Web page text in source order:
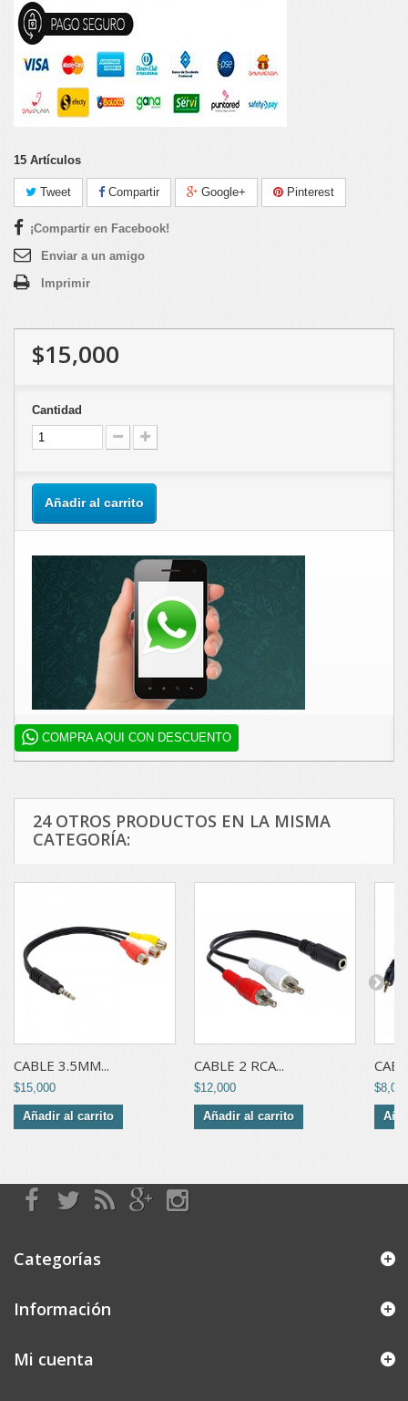
15 Artículos
Tweet Compartir Google+ Pinterest
¡Compartir en Facebook!
Enviar a un amigo
Imprimir
$15,000
Cantidad
Añadir al carrito
COMPRA AQUI CON DESCUENTO
24 OTROS PRODUCTOS EN LA MISMA
CATEGORÍA:
CABLE 3.5MM...
$15,000
Añadir al carrito
CABLE 2 RCA...
$12,000
Añadir al carrito
Categorías
Información
Mi cuenta